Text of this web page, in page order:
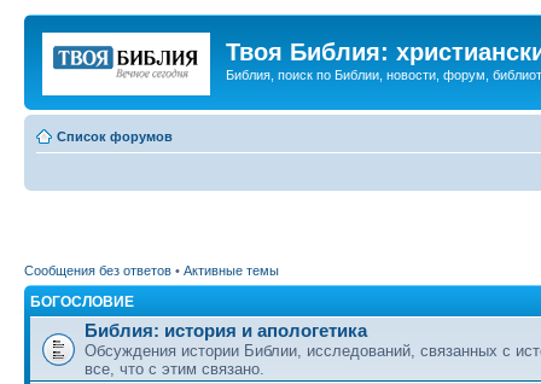
Твоя Библия:
Библия, поиск по Библии, новости, форум,
Список форумов
Сообщения без ответов • Активные темы
БОГОСЛОВИЕ
Библия: история и апологетика
Обсуждения истории Библии, исследований, связанных с
все, что с этим связано.